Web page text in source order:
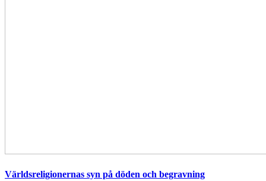
Världsreligionernas syn på döden och begravning